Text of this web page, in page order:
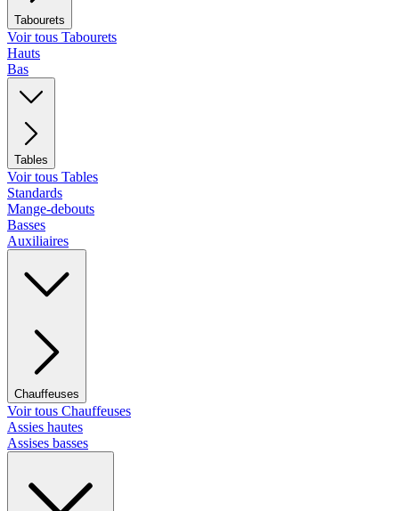
Tabourets
Voir tous Tabourets
Hauts
Bas
Tables
Voir tous Tables
Standards
Mange-debouts
Basses
Auxiliaires
Chauffeuses
Voir tous Chauffeuses
Assies hautes
Assises basses